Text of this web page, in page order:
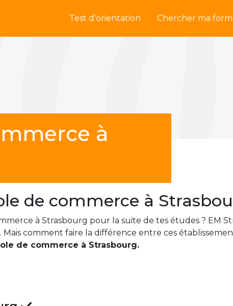
Test d'orientation Chercher ma
à
de commerce à
à Strasbourg pour la suite de tes études ? EM
comment faire la différence entre ces
de commerce à Strasbourg.